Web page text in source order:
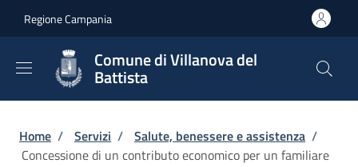
Regione Campania
Comune di Villanova del
Battista
Briciole di pane
Home / Servizi / Salute, benessere e assistenza /
Concessione di un contributo economico per un familiare